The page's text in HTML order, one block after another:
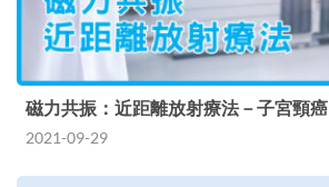
磁力共振：近距離放射療法－子宮頸癌
2021-09-29